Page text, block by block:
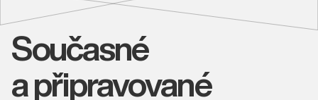
Současné
a připravované